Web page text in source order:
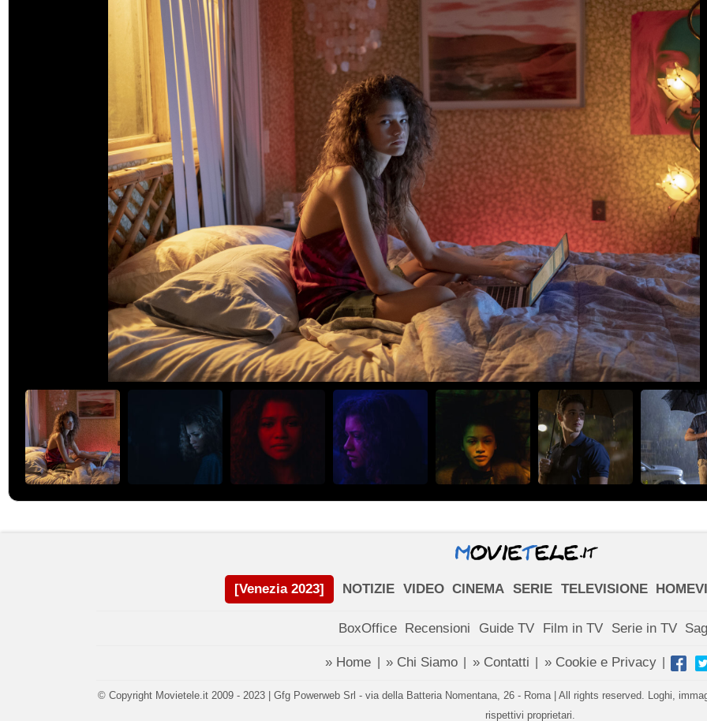
[Venezia 2023] NOTIZIE VIDEO CINEMA SERIE TELEVISIONE
BoxOffice Recensioni Guide TV Film in TV Serie in TV
» Home » Chi Siamo » Contatti » Cookie e Privacy
© Copyright Movietele.it 2009 - 2023 | Gfg Powerweb Srl - via della Batteria Nomentana, 26 - Roma | All rights reserved. Loghi,
rispettivi proprietari.